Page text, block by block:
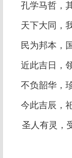
孔学马哲，
天下大同，
民为邦本，
近此吉日，
不负韶华，
今此吉辰，
圣人有灵，